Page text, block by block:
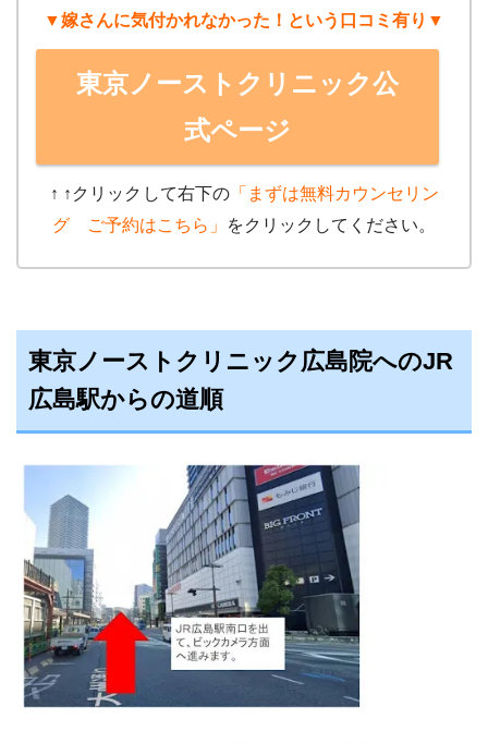
▼嫁さんに気付かれなかった！という口コミ有り▼
東京ノーストクリニック公
式ページ
↑ ↑クリック して右下の「まずは無料カウンセリン
グ ご予約はこちら」
をクリックしてください。
東京ノーストクリニック広島院へのJR
広島駅からの道順